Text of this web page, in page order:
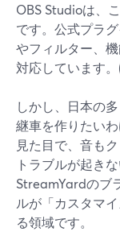
OBS Studioは、
です。公式プラ
やフィルター、
対応しています
しかし、日本の
継車を作りたい
見た目で、音も
トラブルが起き
StreamYardのブ
ルが「カスタマ
る領域です。